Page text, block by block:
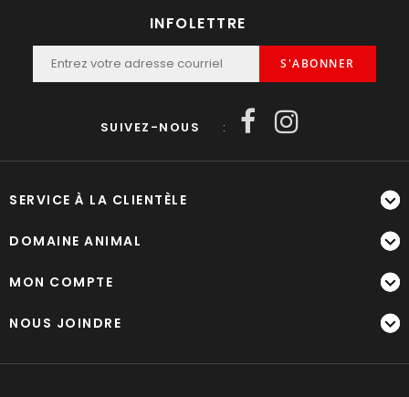
INFOLETTRE
S'ABONNER
SUIVEZ-NOUS :
SERVICE À LA CLIENTÈLE
DOMAINE ANIMAL
MON COMPTE
NOUS JOINDRE